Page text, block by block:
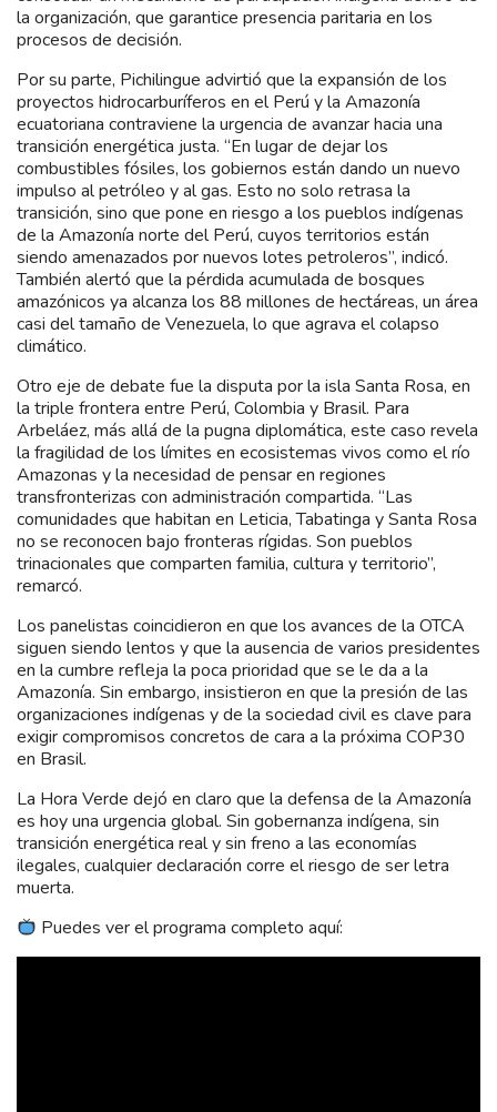
la organización, que garantice presencia paritaria en los
procesos de decisión.
Por su parte, Pichilingue advirtió que la expansión de los
proyectos hidrocarburíferos en el Perú y la Amazonía
ecuatoriana contraviene la urgencia de avanzar hacia una
transición energética justa. “En lugar de dejar los
combustibles fósiles, los gobiernos están dando un nuevo
impulso al petróleo y al gas. Esto no solo retrasa la
transición, sino que pone en riesgo a los pueblos indígenas
de la Amazonía norte del Perú, cuyos territorios están
siendo amenazados por nuevos lotes petroleros”, indicó.
También alertó que la pérdida acumulada de bosques
amazónicos ya alcanza los 88 millones de hectáreas, un área
casi del tamaño de Venezuela, lo que agrava el colapso
climático.
Otro eje de debate fue la disputa por la isla Santa Rosa, en
la triple frontera entre Perú, Colombia y Brasil. Para
Arbeláez, más allá de la pugna diplomática, este caso revela
la fragilidad de los límites en ecosistemas vivos como el río
Amazonas y la necesidad de pensar en regiones
transfronterizas con administración compartida. “Las
comunidades que habitan en Leticia, Tabatinga y Santa Rosa
no se reconocen bajo fronteras rígidas. Son pueblos
trinacionales que comparten familia, cultura y territorio”,
remarcó.
Los panelistas coincidieron en que los avances de la OTCA
siguen siendo lentos y que la ausencia de varios presidentes
en la cumbre refleja la poca prioridad que se le da a la
Amazonía. Sin embargo, insistieron en que la presión de las
organizaciones indígenas y de la sociedad civil es clave para
exigir compromisos concretos de cara a la próxima COP30
en Brasil.
La Hora Verde dejó en claro que la defensa de la Amazonía
es hoy una urgencia global. Sin gobernanza indígena, sin
transición energética real y sin freno a las economías
ilegales, cualquier declaración corre el riesgo de ser letra
muerta.
Puedes ver el programa completo aquí: